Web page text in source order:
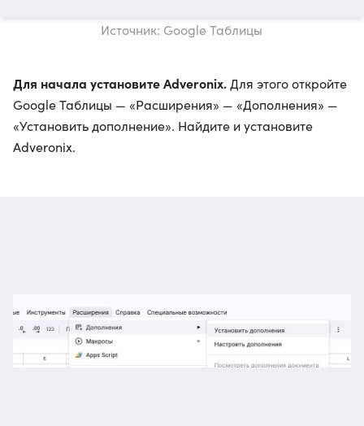
Источник: Google Таблицы
Для начала установите Adveronix.Для этого откройте
Google Таблицы — «Расширения» — «Дополнения» —
«Установить дополнение». Найдите и установите
Adveronix.